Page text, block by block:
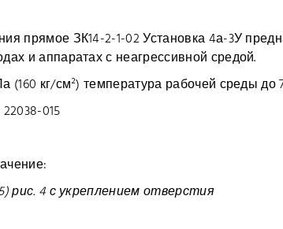
прямое ЗК14-2-1-02 Установка 4а-3У
и аппаратах с неагрессивной средой.
(160 кг/см²) температура рабочей среды до
015
рис. 4 с укреплением отверстия